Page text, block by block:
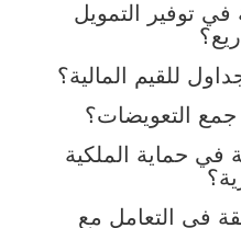
توفير التمويل
للقيم المالية؟
التعويضات؟
في حماية الملكية
في التعامل مع